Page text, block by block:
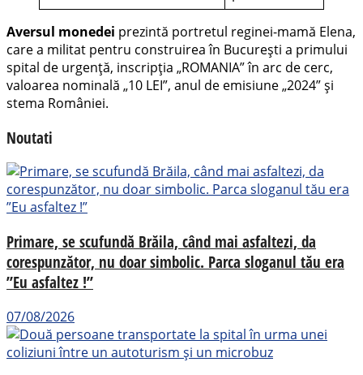
Aversul monedei prezintă portretul reginei-mamă Elena,
care a militat pentru construirea în București a primului
spital de urgență, inscripția „ROMANIA” în arc de cerc,
valoarea nominală „10 LEI”, anul de emisiune „2024” și
stema României.
Noutati
Primare, se scufundă Brăila, când mai asfaltezi, da
corespunzător, nu doar simbolic. Parca sloganul tău era
”Eu asfaltez !”
07/08/2026